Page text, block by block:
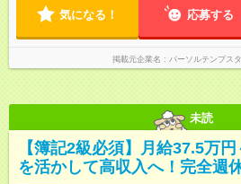
気になる！ 応募する
掲載元企業名 パーソルテンプス
未読
【簿記2級必須】月給37.5万
を活かして高収入へ！完全週